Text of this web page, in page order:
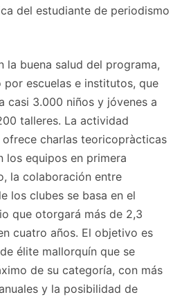
del estudiante de periodismo
la buena salud del programa,
por escuelas e institutos, que
casi 3.000 niños y jóvenes a
talleres. La actividad
ofrece charlas teoricopràcticas
los equipos en primera
la colaboración entre
los clubes se basa en el
que otorgará más de 2,3
cuatro años. El objetivo es
élite mallorquín que se
de su categoría, con más
y la posibilidad de